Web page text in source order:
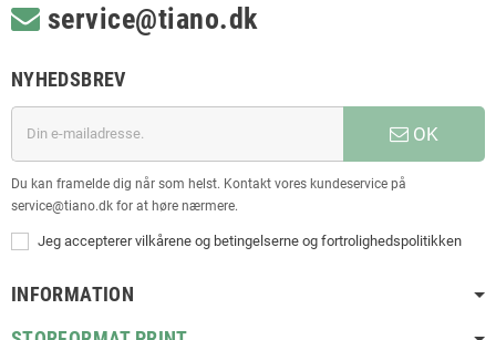
service@tiano.dk
NYHEDSBREV
OK
Du kan framelde dig når som helst. Kontakt vores kundeservice på
service@tiano.dk for at høre nærmere.
Jeg accepterer vilkårene og betingelserne og fortrolighedspolitikken
INFORMATION